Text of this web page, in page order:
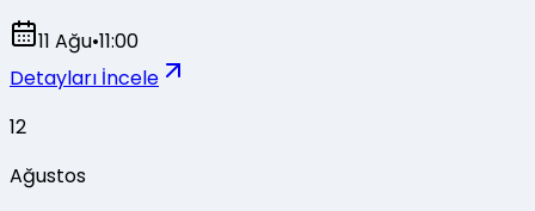
11 Ağu•11:00
Detayları İncele
12
Ağustos